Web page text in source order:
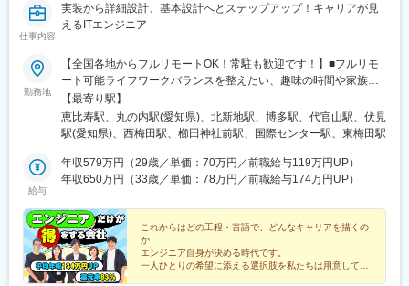
仕事内容
実装から詳細設計、基本設計へとステップアップ！キャリアが見
えるITエンジニア
勤務地
【全国各地からフルリモートOK！常駐も歓迎です！】■フルリモ
ート可能ライフワークバランスを整えたい、趣味の時間や家族の
時間を確保したい…そんな希望を叶えます！9割以上のメンバーが
「フルリモート」または「リモート併用」の働き方で活躍中。フ
レックス制度にも対応、帰社日無し。もちろん出社も選べます。■
U・Iターンをご希望の方にも柔軟に対応します。■引っ越しを伴う
転勤はなし選考もすべてオンラインで完結。＜オフィス所在地＞
ル8F名古屋オフィス：愛知県名古屋市中区丸の内2丁目17-13 NK
丸の内ビル 2-4F大阪オフィス：大阪府大阪市北区梅田1-2-2 大阪
駅前第2ビル2階5-6号室福岡オフィス：福岡県福岡市博多区博多駅
前3-4＜プロジェクト先＞東京、神奈川、千葉、埼玉、名古屋、大
阪、福岡など
【最寄り駅】
恵比寿駅、丸の内駅(愛知県)、北新地駅、博多駅、代官山駅、伏見
駅(愛知県)、西梅田駅、櫛田神社前駅、国際センター駅、東梅田駅
給与
年収579万円（29歳／単価：70万円／前職給与119万円UP）
年収650万円（33歳／単価：78万円／前職給与174万円UP）
これからはどの工程・言語で、どんなキャリアを描くの
か
エンジニア自身が決める時代です。
一人ひとりの希望に添える選択肢を私たちは用意してい